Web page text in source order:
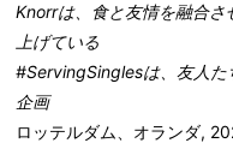
Knorrは、食と友情を融合
上げている
#ServingSinglesは、友人た
企画
ロッテルダム、オランダ,